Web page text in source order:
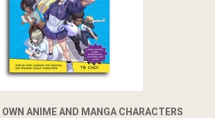
OWN ANIME AND MANGA CHARACTERS